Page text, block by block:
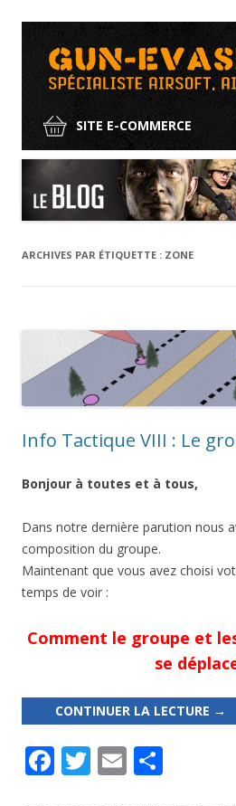
SITE E-COMMERCE
Aller
au
ARCHIVES PAR ÉTIQUETTE : ZONE
Info Tactique VIII : Le
Bonjour à toutes et à tous,
Dans notre dernière parution nous
composition du groupe.
Maintenant que vous avez choisi
temps de voir :
Comment le groupe et
se
CONTINUER LA LECTURE →
F T E